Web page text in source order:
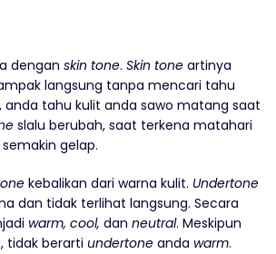
dengan skin tone. Skin tone artinya
langsung tanpa mencari tahu
anda tahu kulit anda sawo matang saat
slalu berubah, saat terkena matahari
gelap.
kebalikan dari warna kulit. Undertone
dan tidak terlihat langsung. Secara
warm, cool, dan neutral. Meskipun
tidak berarti undertone anda warm.